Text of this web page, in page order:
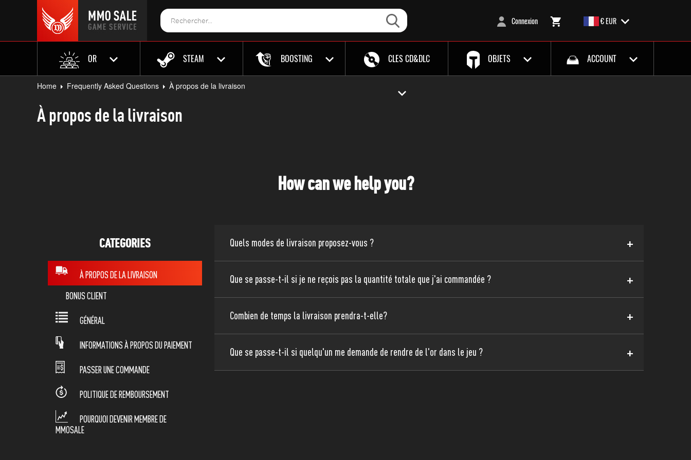
Connexion € EUR
OR STEAM BOOSTING CLES CD&DLC OBJETS ACCOUNT
Home Frequently Asked Questions À propos de la livraison
À propos de la livraison
How can we help you?
CATEGORIES
À PROPOS DE LA LIVRAISON
BONUS CLIENT
GÉNÉRAL
INFORMATIONS À PROPOS DU PAIEMENT
PASSER UNE COMMANDE
POLITIQUE DE REMBOURSEMENT
POURQUOI DEVENIR MEMBRE DE
MMOSALE
Quels modes de livraison proposez-vous ? +
Que se passe-t-il si je ne reçois pas la quantité totale que j'ai commandée ? +
Combien de temps la livraison prendra-t-elle? +
Que se passe-t-il si quelqu'un me demande de rendre de l'or dans le jeu ? +